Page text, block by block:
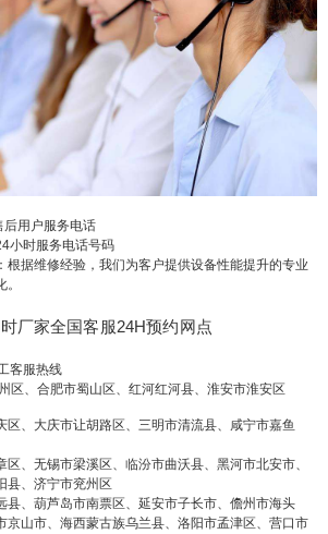
用户服务电话
小时服务电话号码
根据维修经验，我们为客户提供设备性能提升的专业
厂家全国客服24H预约网点
客服热线
区、合肥市蜀山区、红河红河县、淮安市淮安区
区、大庆市让胡路区、三明市清流县、咸宁市嘉鱼
、无锡市梁溪区、临汾市曲沃县、黑河市北安市、
县、济宁市兖州区
县、葫芦岛市南票区、延安市子长市、儋州市海头
京山市、海西蒙古族乌兰县、洛阳市孟津区、营口市
士通中央空调总部400售后用户服
通中央...